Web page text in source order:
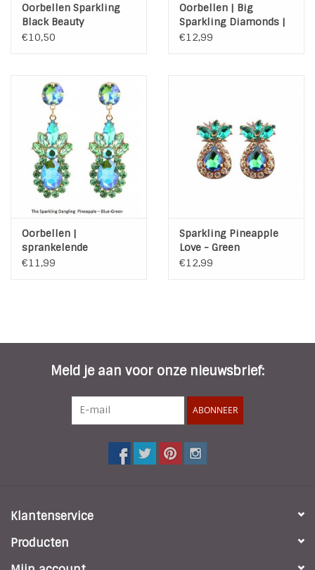
Oorbellen Sparkling
Black Beauty
€10,50
Oorbellen | Big
Sparkling Diamonds |
Coffee
€12,99
Oorbellen |
sprankelende
Pineapple | Blauw
€11,99
Sparkling Pineapple
Love - Green
€12,99
Meld je aan voor onze nieuwsbrief:
ABONNEER
Klantenservice
Producten